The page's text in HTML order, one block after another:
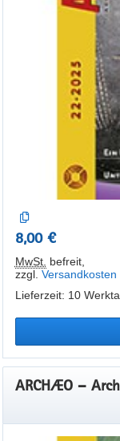
8,00 €
MwSt. befreit,
zzgl. Versandkosten
Lieferzeit: 10
ARCHÆO –